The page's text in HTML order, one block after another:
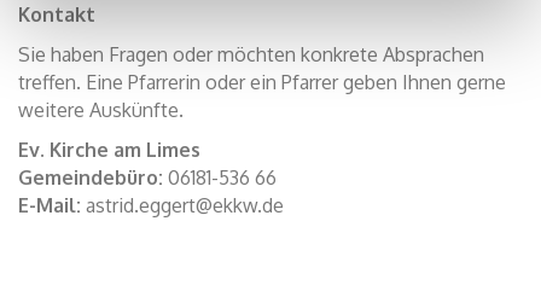
Kontakt
Sie haben Fragen oder möchten konkrete Absprachen
treffen. Eine Pfarrerin oder ein Pfarrer geben Ihnen gerne
weitere Auskünfte.
Ev. Kirche am Limes
Gemeindebüro: 06181-536 66
E-Mail: astrid.eggert@ekkw.de